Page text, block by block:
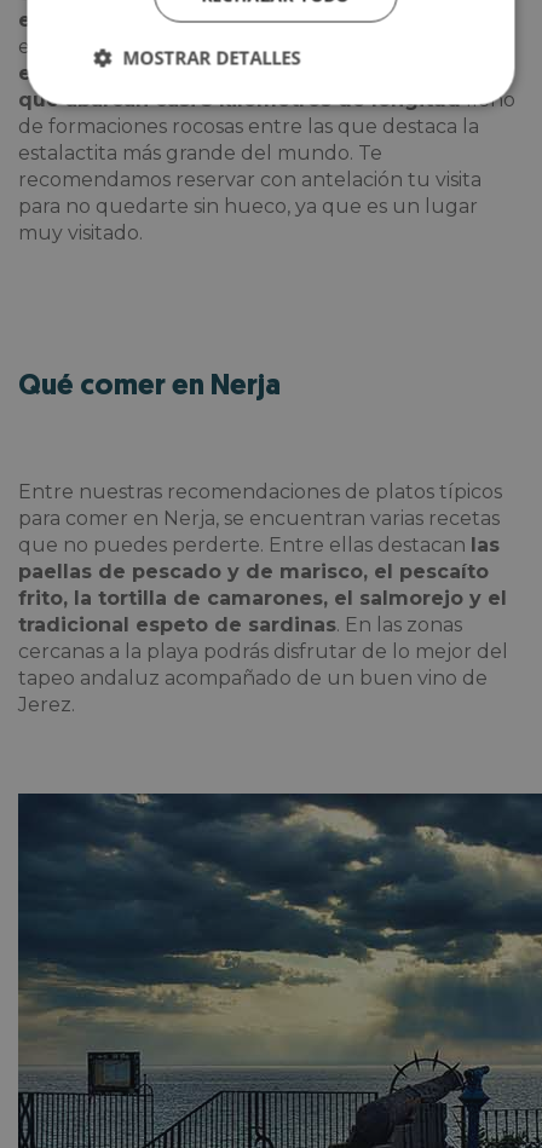
en 2006
cueva de Nerja es una maravilla natural
e histórica que no te puedes perder.
está compuesto por pasillos, pasadizos y salas
que abarcan casi 5 kilómetros de longitudlleno
de formaciones rocosas entre las que destaca la
estalactita más grande del mundo. Te
recomendamos reservar con antelación tu visita
para no quedarte sin hueco, ya que es un lugar
muy visitado.
Qué comer en Nerja
Entre nuestras recomendaciones de platos típicos
para comer en Nerja, se encuentran varias recetas
que no puedes perderte. Entre ellas destacan las
paellas de pescado y de marisco, el pescaíto
frito, la tortilla de camarones, el salmorejo y el
tradicional espeto de sardinas. En las zonas
cercanas a la playa podrás disfrutar de lo mejor del
tapeo andaluz acompañado de un buen vino de
Jerez.
MOSTRAR DETALLES